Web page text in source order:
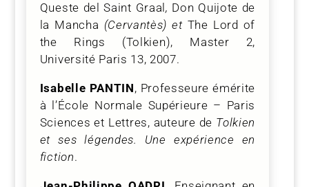
Queste del Saint Graal, Don Quijote de
la Mancha (Cervantès) et The Lord of
the Rings (Tolkien), Master 2,
Université Paris 13, 2007.
Isabelle PANTIN, Professeure émérite
à l’École Normale Supérieure – Paris
Sciences et Lettres, auteure de Tolkien
et ses légendes. Une expérience en
fiction.